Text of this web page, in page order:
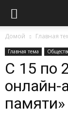
Домой Главная
Главная тема
С 15 по
онлайн-
памяти»